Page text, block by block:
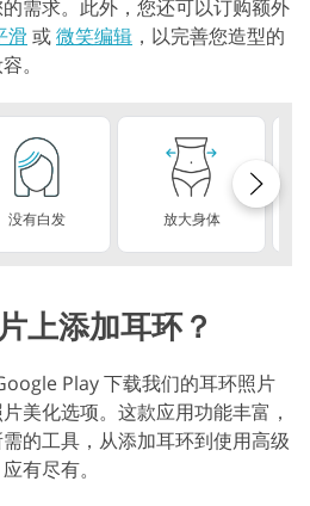
需求。此外，您还可以订购额外
滑或微笑编辑 ，以完善您造型的
。
没有白发 放大身体
上添加耳环？
Play 下载我们的耳环照片
美化选项。这款应用功能丰富，
的工具，从添加耳环到使用高级
有尽有。